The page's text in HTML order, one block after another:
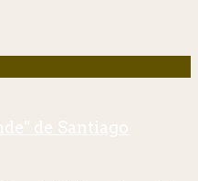
de Santiago